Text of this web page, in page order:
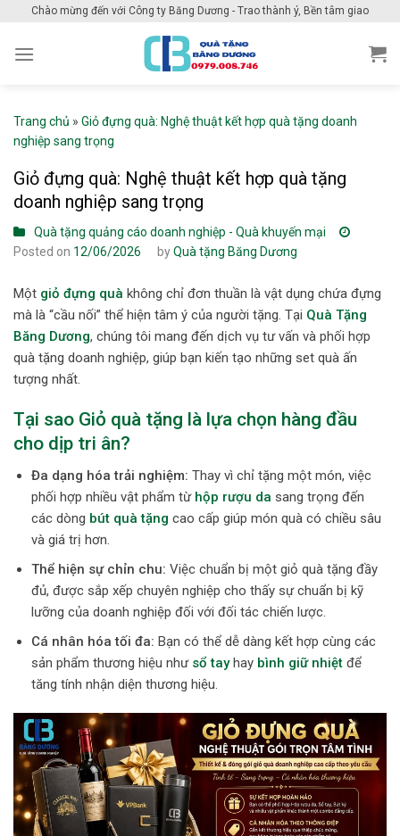
content
Chào mừng đến với Công ty Băng Dương - Trao thành ý, Bền tâm giao
Trang chủ » Giỏ đựng quà: Nghệ thuật kết hợp quà tặng doanh
nghiệp sang trọng
Giỏ đựng quà: Nghệ thuật kết hợp quà tặng
doanh nghiệp sang trọng
Quà tặng quảng cáo doanh nghiệp - Quà khuyến mại
Posted on 12/06/2026 byQuà tặng Băng Dương
Một giỏ đựng quà không chỉ đơn thuần là vật dụng chứa đựng
mà là “cầu nối” thể hiện tâm ý của người tặng. Tại Quà Tặng
Băng Dương, chúng tôi mang đến dịch vụ tư vấn và phối hợp
quà tặng doanh nghiệp, giúp bạn kiến tạo những set quà ấn
tượng nhất.
Tại sao Giỏ quà tặng là lựa chọn hàng đầu
cho dịp tri ân?
Đa dạng hóa trải nghiệm: Thay vì chỉ tặng một món, việc
phối hợp nhiều vật phẩm từ hộp rượu da sang trọng đến
các dòng bút quà tặng cao cấp giúp món quà có chiều sâu
và giá trị hơn.
Thể hiện sự chỉn chu: Việc chuẩn bị một giỏ quà tặng đầy
đủ, được sắp xếp chuyên nghiệp cho thấy sự chuẩn bị kỹ
lưỡng của doanh nghiệp đối với đối tác chiến lược.
Cá nhân hóa tối đa: Bạn có thể dễ dàng kết hợp cùng các
sản phẩm thương hiệu như sổ tayhay bình giữ nhiệtđể
tăng tính nhận diện thương hiệu.